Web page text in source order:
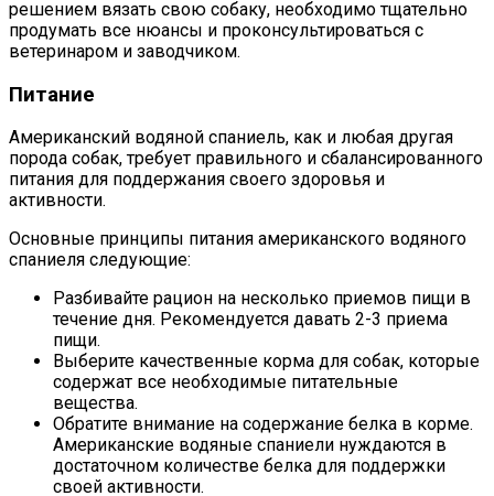
решением вязать свою собаку, необходимо тщательно
продумать все нюансы и проконсультироваться с
ветеринаром и заводчиком.
Питание
Американский водяной спаниель, как и любая другая
порода собак, требует правильного и сбалансированного
питания для поддержания своего здоровья и
активности.
Основные принципы питания американского водяного
спаниеля следующие:
Разбивайте рацион на несколько приемов пищи в
течение дня. Рекомендуется давать 2-3 приема
пищи.
Выберите качественные корма для собак, которые
содержат все необходимые питательные
вещества.
Обратите внимание на содержание белка в корме.
Американские водяные спаниели нуждаются в
достаточном количестве белка для поддержки
своей активности.